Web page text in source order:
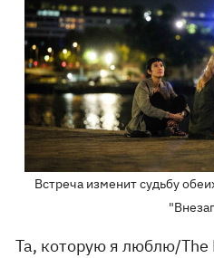
Встреча изменит судьбу
Та, которую я люблю/The